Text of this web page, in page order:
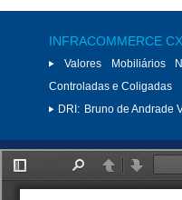
INFRACOMMERCE
Valores Mobiliários
Controladas e Coligadas
DRI: Bruno de Andrade